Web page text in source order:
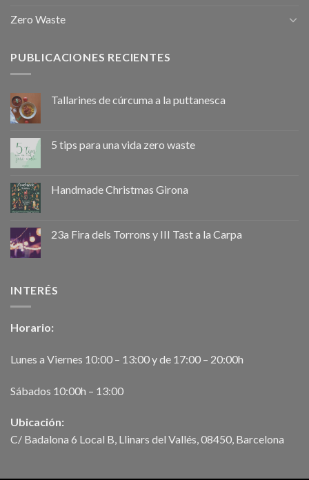
Zero Waste
PUBLICACIONES RECIENTES
Tallarines de cúrcuma a la puttanesca
5 tips para una vida zero waste
Handmade Christmas Girona
23a Fira dels Torrons y III Tast a la Carpa
INTERÉS
Horario:
Lunes a Viernes 10:00 – 13:00 y de 17:00 – 20:00h
Sábados 10:00h – 13:00
Ubicación:
C/ Badalona 6 Local B, Llinars del Vallés, 08450, Barcelona